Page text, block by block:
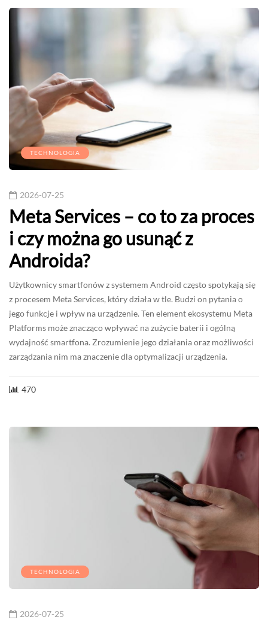
TECHNOLOGIA
2026-07-25
Meta Services – co to za proces
i czy można go usunąć z
Androida?
Użytkownicy smartfonów z systemem Android często spotykają się
z procesem Meta Services, który działa w tle. Budzi on pytania o
jego funkcje i wpływ na urządzenie. Ten element ekosystemu Meta
Platforms może znacząco wpływać na zużycie baterii i ogólną
wydajność smartfona. Zrozumienie jego działania oraz możliwości
zarządzania nim ma znaczenie dla optymalizacji urządzenia.
470
TECHNOLOGIA
2026-07-25